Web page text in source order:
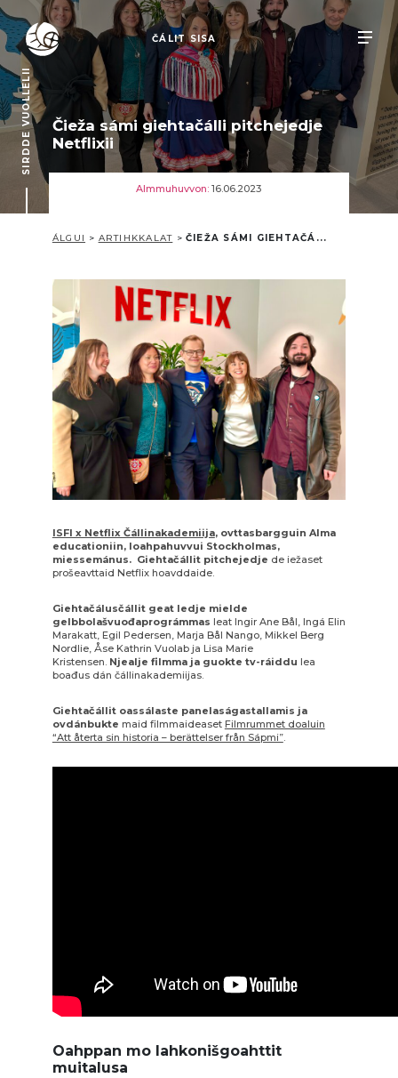
ČÁLIT SISA
SIRDDE VUOLLELII
Čieža sámi giehtačálli pitchejedje
Netflixii
Almmuhuvvon: 16.06.2023
ÁLGUI > ARTIHKKALAT > ČIEŽA SÁMI GIEHTAČÁ...
ISFI x Netflix Čállinakademiija, ovttasbargguin Alma
educationiin, loahpahuvvui Stockholmas,
miessemánus. Giehtačállit pitchejedje de iežaset
prošeavttaid Netflix hoavddaide.
Giehtačálusčállit geat ledje mielde
gelbbolašvuođaprográmmas leat Ingir Ane Bål, Ingá Elin
Marakatt, Egil Pedersen, Marja Bål Nango, Mikkel Berg
Nordlie, Åse Kathrin Vuolab ja Lisa Marie
Kristensen. Njealje filmma ja guokte tv-ráiddu lea
boađus dán čállinakademiijas.
Giehtačállit oassálaste panelaságastallamis ja
ovdánbukte maid filmmaideaset Filmrummet doaluin
“Att återta sin historia – berättelser från Sápmi”.
Oahppan mo lahkonišgoahttit
muitalusa